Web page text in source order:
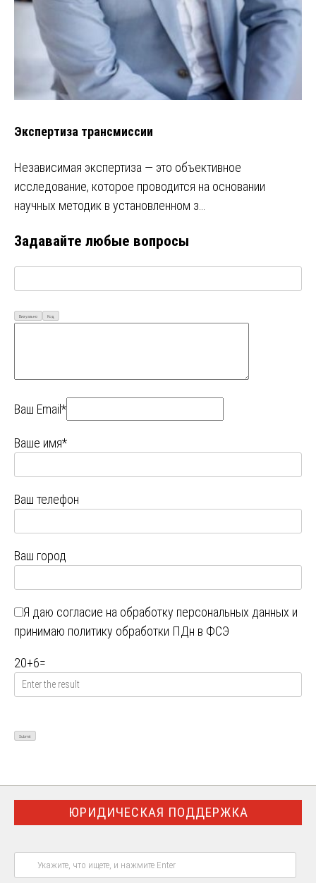
Экспертиза трансмиссии
Независимая экспертиза ― это объективное
исследование, которое проводится на основании
научных методик в установленном з…
Задавайте любые вопросы
Визуально Код
Ваш Email*
Ваше имя*
Ваш телефон
Ваш город
Я даю согласие на обработку персональных данных и
принимаю политику обработки ПДн в ФСЭ
20+6=
ЮРИДИЧЕСКАЯ ПОДДЕРЖКА